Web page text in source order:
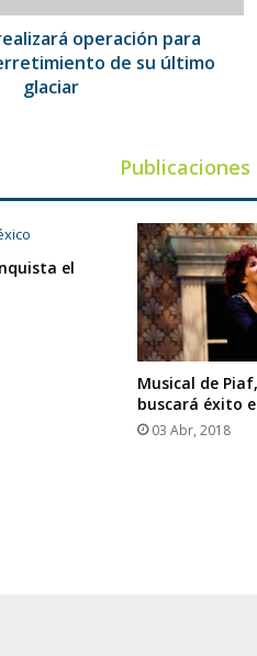
operación para
de su último
glaciar
el
Musical de
buscará éxito
03 Abr, 2018